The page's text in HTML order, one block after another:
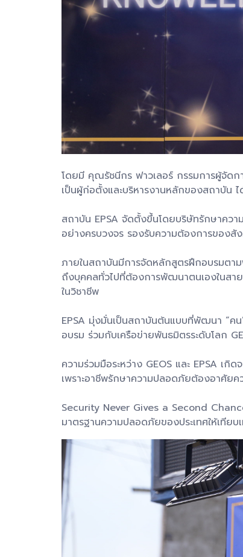
โดยมี คุณรัชนีกร ฟาวเลอร์ กรรมการผู้จั
เป็นผู้ก่อตั้งและบริหารงานหลักของสถาบัน
สถาบัน EPSA จัดตั้งขึ้นโดยบริษัทรักษาคว
อย่างครบวงจร รองรับความต้องการของ
ภายในสถาบันมีการจัดหลักสูตรฝึกอบรมตา
ถึงบุคคลทั่วไปที่ต้องการพัฒนาตนเองในสา
ในวิชาชีพ
EPSA มุ่งมั่นเป็นสถาบันต้นแบบที่พัฒนา “ค
อบรม ร่วมกับเครือข่ายพันธมิตรระดับโลก
ความร่วมมือระหว่าง GEOS และ EPSA เ
เพราะอาชีพรักษาความปลอดภัยต้องอาศัย
Security Never Gives a Second
มาตรฐานความปลอดภัยของประเทศให้เทียบ